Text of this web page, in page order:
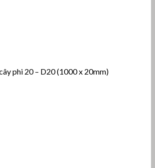
phi 20 – D20 (1000 x 20mm)